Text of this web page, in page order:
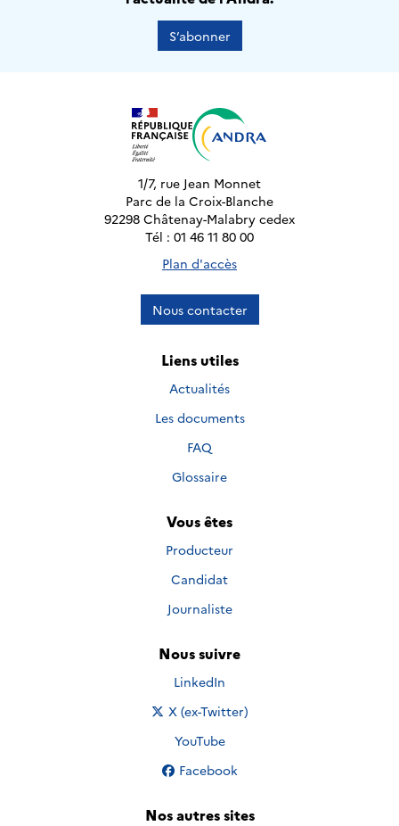
S’abonner
1/7, rue Jean Monnet
Parc de la Croix-Blanche
92298 Châtenay-Malabry cedex
Tél : 01 46 11 80 00
Plan d'accès
Nous contacter
Liens utiles
Actualités
Les documents
FAQ
Glossaire
Vous êtes
Producteur
Candidat
Journaliste
Nous suivre
Nous suivre sur
LinkedIn
Nous suivre sur
X (ex-Twitter)
Nous suivre sur
YouTube
Nous suivre sur
Facebook
Nos autres sites